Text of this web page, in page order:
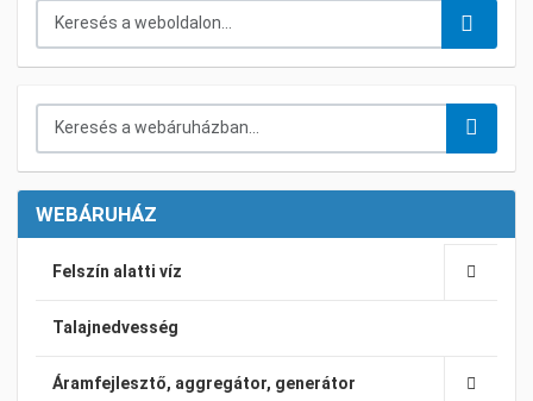
WEBÁRUHÁZ
Felszín alatti víz
Talajnedvesség
Áramfejlesztő, aggregátor, generátor